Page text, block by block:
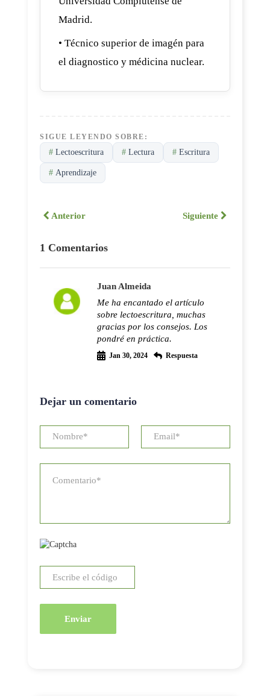
Madrid.
• Técnico superior de imagén para
el diagnostico y médicina nuclear.
SIGUE LEYENDO SOBRE:
# Lectoescritura # Lectura # Escritura
# Aprendizaje
Anterior Siguiente
1 Comentarios
Juan Almeida
Me ha encantado el artículo
sobre lectoescritura, muchas
gracias por los consejos. Los
pondré en práctica.
Jan 30, 2024 Respuesta
Dejar un comentario
Enviar